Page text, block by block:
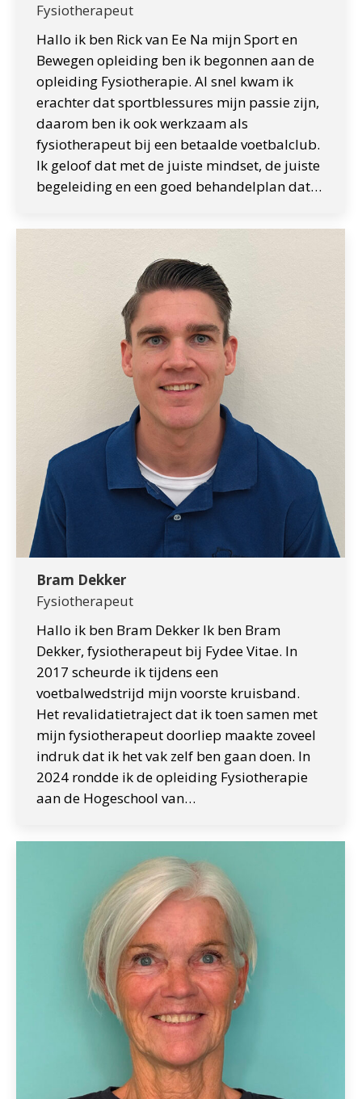
Fysiotherapeut
Hallo ik ben Rick van Ee Na mijn Sport en
Bewegen opleiding ben ik begonnen aan de
opleiding Fysiotherapie. Al snel kwam ik
erachter dat sportblessures mijn passie zijn,
daarom ben ik ook werkzaam als
fysiotherapeut bij een betaalde voetbalclub.
Ik geloof dat met de juiste mindset, de juiste
begeleiding en een goed behandelplan dat…
Bram Dekker
Fysiotherapeut
Hallo ik ben Bram Dekker Ik ben Bram
Dekker, fysiotherapeut bij Fydee Vitae. In
2017 scheurde ik tijdens een
voetbalwedstrijd mijn voorste kruisband.
Het revalidatietraject dat ik toen samen met
mijn fysiotherapeut doorliep maakte zoveel
indruk dat ik het vak zelf ben gaan doen. In
2024 rondde ik de opleiding Fysiotherapie
aan de Hogeschool van…